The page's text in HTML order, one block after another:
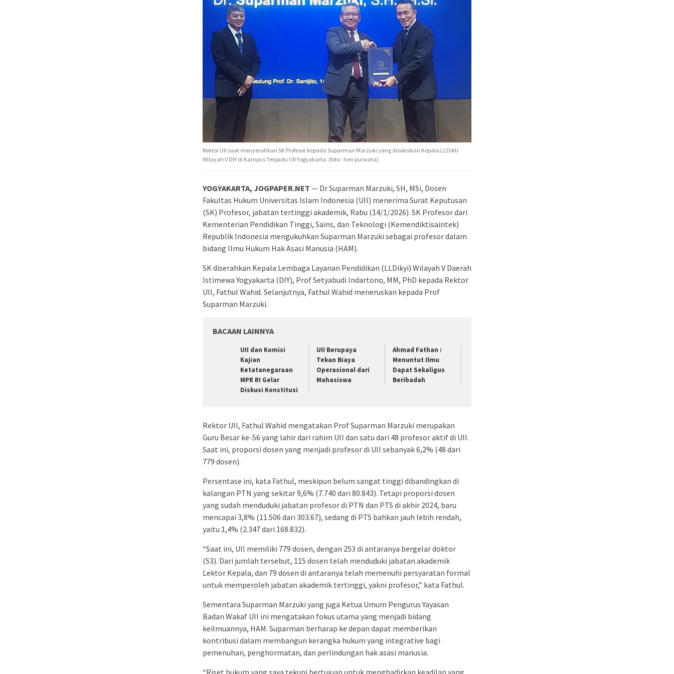
Rektor UII saat menyerahkan SK Profesor kepada Suparman Marzuki yang disaksikan Kepala LLDikti
Wilayah V DIY di Kampus Terpadu UII Yogyakarta. (foto : heri purwata)
YOGYAKARTA, JOGPAPER.NET — Dr Suparman Marzuki, SH, MSi, Dosen
Fakultas Hukum Universitas Islam Indonesia (UII) menerima Surat Keputusan
(SK) Profesor, jabatan tertinggi akademik, Rabu (14/1/2026). SK Profesor dari
Kementerian Pendidikan Tinggi, Sains, dan Teknologi (Kemendiktisaintek)
Republik Indonesia mengukuhkan Suparman Marzuki sebagai profesor dalam
bidang Ilmu Hukum Hak Asasi Manusia (HAM).
SK diserahkan Kepala Lembaga Layanan Pendidikan (LLDikyi) Wilayah V Daerah
Istimewa Yogyakarta (DIY), Prof Setyabudi Indartono, MM, PhD kepada Rektor
UII, Fathul Wahid. Selanjutnya, Fathul Wahid meneruskan kepada Prof
Suparman Marzuki.
BACAAN LAINNYA
UII dan Komisi
Kajian
Ketatanegaraan
MPR RI Gelar
Diskusi Konstitusi
UII Berupaya
Tekan Biaya
Operasional dari
Mahasiswa
Ahmad Fathan :
Menuntut Ilmu
Dapat Sekaligus
Beribadah
Rektor UII, Fathul Wahid mengatakan Prof Suparman Marzuki merupakan
Guru Besar ke-56 yang lahir dari rahim UII dan satu dari 48 profesor aktif di UII.
Saat ini, proporsi dosen yang menjadi profesor di UII sebanyak 6,2% (48 dari
779 dosen).
Persentase ini, kata Fathul, meskipun belum sangat tinggi dibandingkan di
kalangan PTN yang sekitar 9,6% (7.740 dari 80.843). Tetapi proporsi dosen
yang sudah menduduki jabatan profesor di PTN dan PTS di akhir 2024, baru
mencapai 3,8% (11.506 dari 303.67), sedang di PTS bahkan jauh lebih rendah,
yaitu 1,4% (2.347 dari 168.832).
“Saat ini, UII memiliki 779 dosen, dengan 253 di antaranya bergelar doktor
(S3). Dari jumlah tersebut, 115 dosen telah menduduki jabatan akademik
Lektor Kepala, dan 79 dosen di antaranya telah memenuhi persyaratan formal
untuk memperoleh jabatan akademik tertinggi, yakni profesor,” kata Fathul.
Sementara Suparman Marzuki yang juga Ketua Umum Pengurus Yayasan
Badan Wakaf UII ini mengatakan fokus utama yang menjadi bidang
keilmuannya, HAM. Suparman berharap ke depan dapat memberikan
kontribusi dalam membangun kerangka hukum yang integrative bagi
pemenuhan, penghormatan, dan perlindungan hak asasi manusia.